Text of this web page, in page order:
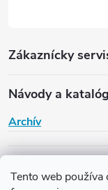
Tento web používa
Zákaznícky
Návody a
Archív